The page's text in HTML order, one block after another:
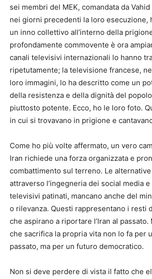
sei membri del MEK, comandata da
nei giorni precedenti la loro esecuzione,
un inno collettivo all’interno della
profondamente commovente è ora
canali televisivi internazionali lo hanno
ripetutamente; la televisione francese,
loro immagini, lo ha descritto come un
della resistenza e della dignità del
piuttosto potente. Ecco, ho le loro foto.
in cui si trovavano in prigione e
Come ho più volte affermato, un vero
Iran richiede una forza organizzata e
combattimento sul terreno. Le
attraverso l’ingegneria dei social media
televisivi patinati, mancano anche del
o rilevanza. Questi rappresentano i resti
che aspirano a riportare l’Iran al passato.
che sacrifica la propria vita non lo fa per
passato, ma per un futuro democratico.
Non si deve perdere di vista il fatto che